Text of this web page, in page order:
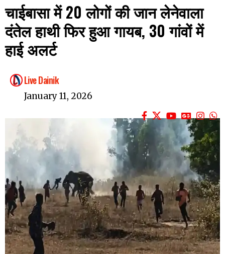
चाईबासा में 20 लोगों की जान लेनेवाला
दंतेल हाथी फिर हुआ गायब, 30 गांवों में
हाई अलर्ट
Live Dainik
January 11, 2026